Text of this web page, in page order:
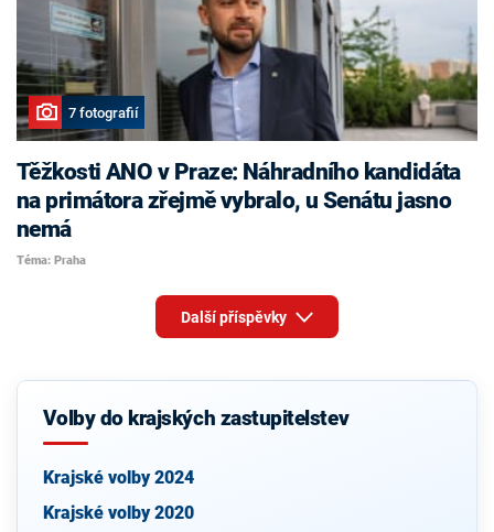
7 fotografií
Těžkosti ANO v Praze: Náhradního kandidáta
na primátora zřejmě vybralo, u Senátu jasno
nemá
Téma: Praha
Další příspěvky
Volby do krajských zastupitelstev
Krajské volby 2024
Krajské volby 2020